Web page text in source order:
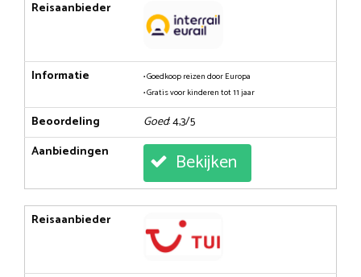
Reisaanbieder
Informatie
• Goedkoop reizen door Europa
• Gratis voor kinderen tot 11 jaar
Beoordeling Goed: 4,3/5
Aanbiedingen
Bekijken
Reisaanbieder